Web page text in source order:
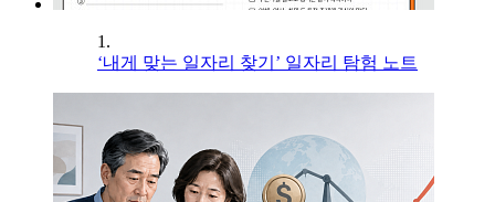
1.
‘내게 맞는 일자리 찾기’ 일자리 탐험 노트